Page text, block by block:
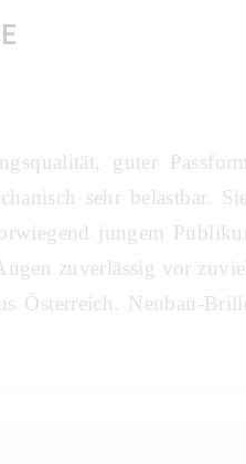
guter
sehr belastbar.
jungem
zuverlässig vor
Österreich. Neubau-